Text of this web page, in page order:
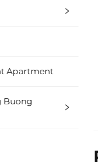
Apartment
Buong